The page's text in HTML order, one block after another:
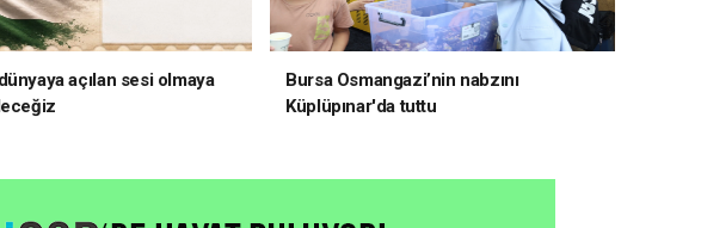
açılan sesi olmaya
Bursa Osmangazi’nin nabzını
Küplüpınar'da tuttu